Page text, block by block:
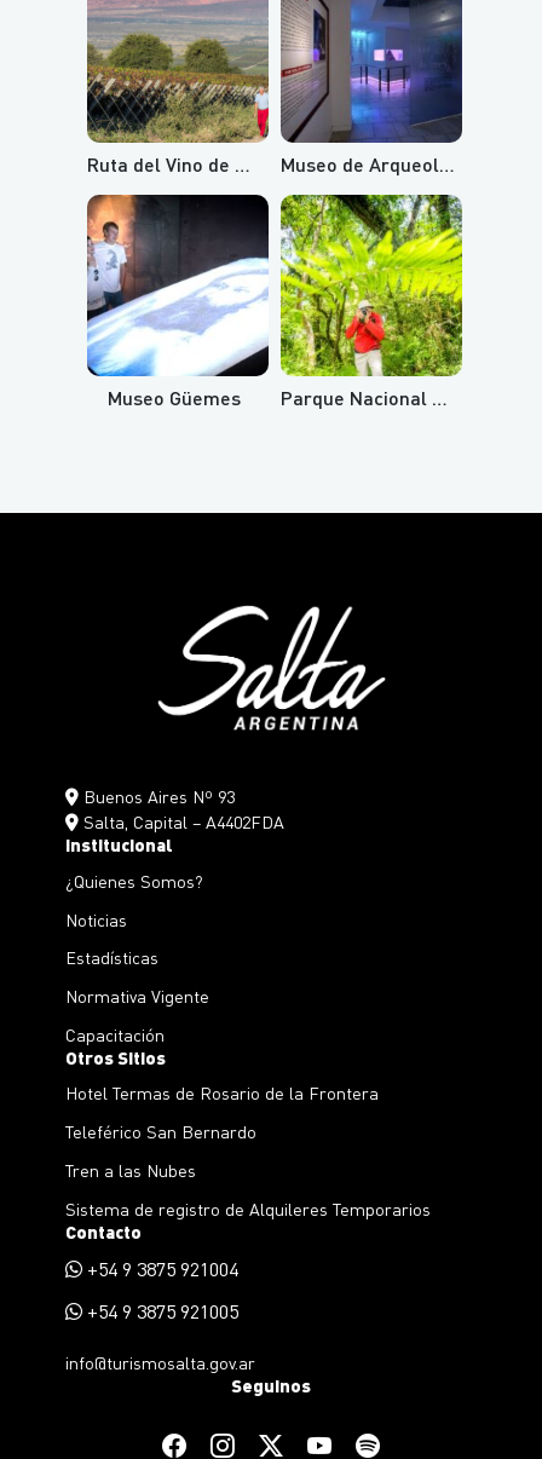
Ruta del Vino de Altura Museo de Arqueología de Alta Montaña
Museo Güemes Parque Nacional Baritú
Buenos Aires Nº 93
Salta, Capital – A4402FDA
Institucional
¿Quienes Somos?
Noticias
Estadísticas
Normativa Vigente
Capacitación
Otros Sitios
Hotel Termas de Rosario de la Frontera
Teleférico San Bernardo
Tren a las Nubes
Sistema de registro de Alquileres Temporarios
Contacto
+54 9 3875 921004
+54 9 3875 921005
info@turismosalta.gov.ar
Seguinos